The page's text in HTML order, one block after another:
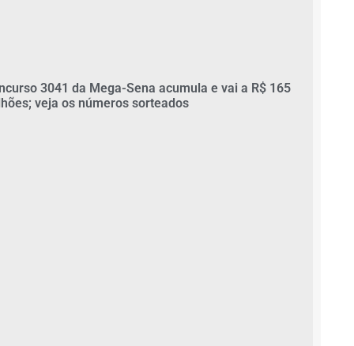
3041 da Mega-Sena acumula e vai a R$ 165
veja os números sorteados